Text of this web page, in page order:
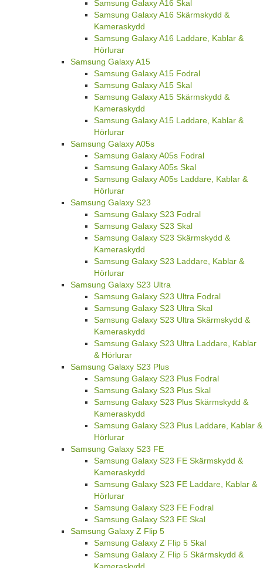
Samsung Galaxy A16 Skal
Samsung Galaxy A16 Skärmskydd &
Kameraskydd
Samsung Galaxy A16 Laddare, Kablar &
Hörlurar
Samsung Galaxy A15
Samsung Galaxy A15 Fodral
Samsung Galaxy A15 Skal
Samsung Galaxy A15 Skärmskydd &
Kameraskydd
Samsung Galaxy A15 Laddare, Kablar &
Hörlurar
Samsung Galaxy A05s
Samsung Galaxy A05s Fodral
Samsung Galaxy A05s Skal
Samsung Galaxy A05s Laddare, Kablar &
Hörlurar
Samsung Galaxy S23
Samsung Galaxy S23 Fodral
Samsung Galaxy S23 Skal
Samsung Galaxy S23 Skärmskydd &
Kameraskydd
Samsung Galaxy S23 Laddare, Kablar &
Hörlurar
Samsung Galaxy S23 Ultra
Samsung Galaxy S23 Ultra Fodral
Samsung Galaxy S23 Ultra Skal
Samsung Galaxy S23 Ultra Skärmskydd &
Kameraskydd
Samsung Galaxy S23 Ultra Laddare, Kablar
& Hörlurar
Samsung Galaxy S23 Plus
Samsung Galaxy S23 Plus Fodral
Samsung Galaxy S23 Plus Skal
Samsung Galaxy S23 Plus Skärmskydd &
Kameraskydd
Samsung Galaxy S23 Plus Laddare, Kablar &
Hörlurar
Samsung Galaxy S23 FE
Samsung Galaxy S23 FE Skärmskydd &
Kameraskydd
Samsung Galaxy S23 FE Laddare, Kablar &
Hörlurar
Samsung Galaxy S23 FE Fodral
Samsung Galaxy S23 FE Skal
Samsung Galaxy Z Flip 5
Samsung Galaxy Z Flip 5 Skal
Samsung Galaxy Z Flip 5 Skärmskydd &